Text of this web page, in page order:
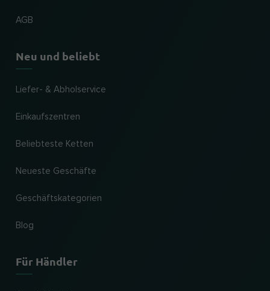
AGB
Neu und beliebt
Liefer- & Abholservice
Einkaufszentren
Beliebteste Ketten
Neueste Geschäfte
Geschäftskategorien
Blog
Für Händler